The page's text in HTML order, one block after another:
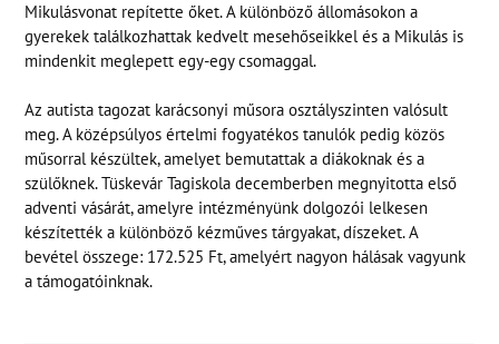
Mikulásvonat repítette őket. A különböző állomásokon a
gyerekek találkozhattak kedvelt mesehőseikkel és a Mikulás is
mindenkit meglepett egy-egy csomaggal.
Az autista tagozat karácsonyi műsora osztályszinten valósult
meg. A középsúlyos értelmi fogyatékos tanulók pedig közös
műsorral készültek, amelyet bemutattak a diákoknak és a
szülőknek. Tüskevár Tagiskola decemberben megnyitotta első
adventi vásárát, amelyre intézményünk dolgozói lelkesen
készítették a különböző kézműves tárgyakat, díszeket. A
bevétel összege: 172.525 Ft, amelyért nagyon hálásak vagyunk
a támogatóinknak.